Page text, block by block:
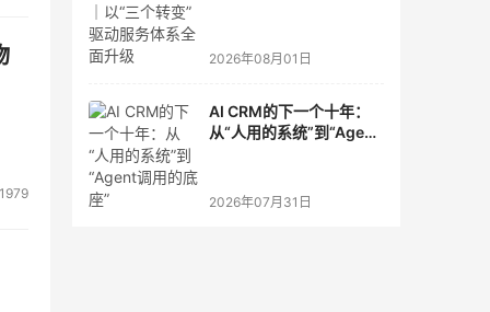
1979
2026年08月01日
AI CRM的下一个十年：
从“人用的系统”到“Agent
2026年07月31日